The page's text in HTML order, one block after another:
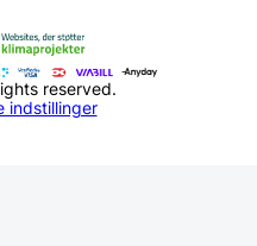
reserved.
indstillinger